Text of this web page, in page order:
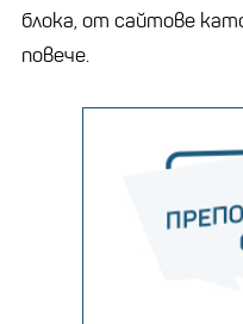
блока, от сайтове
повече.